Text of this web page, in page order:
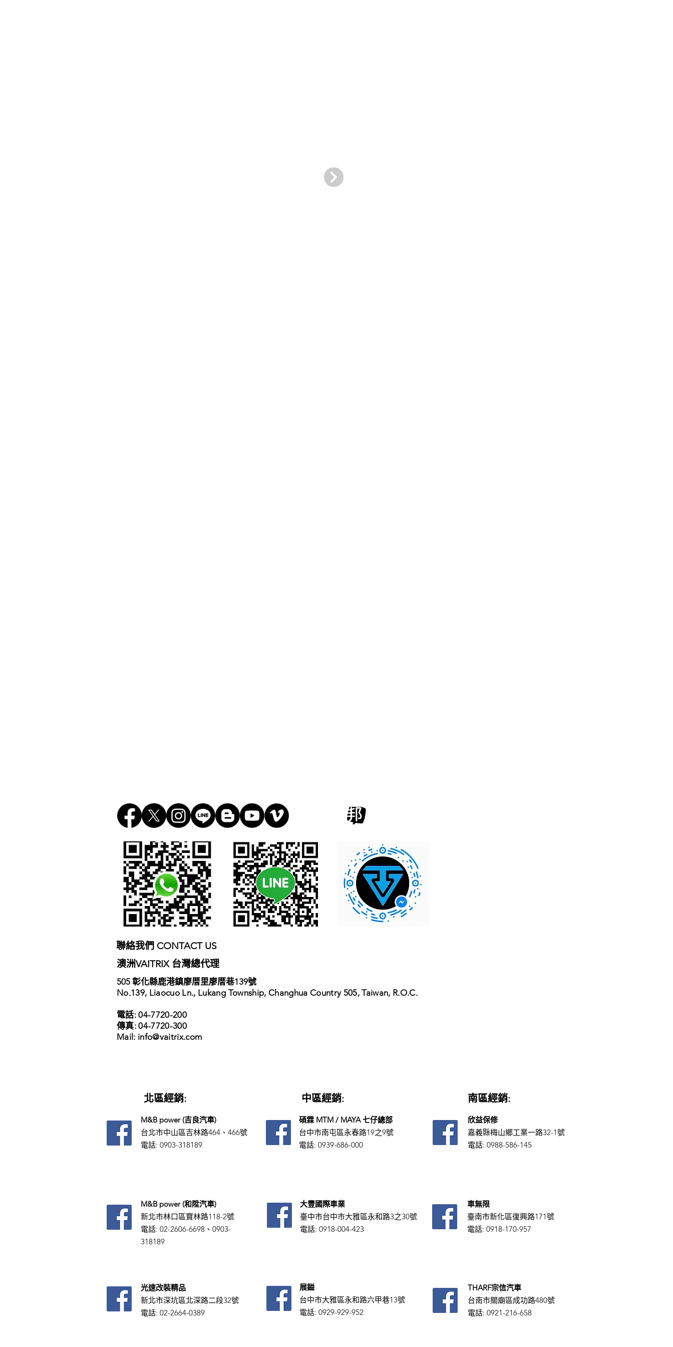
​聯絡我們 CONTACT US
​澳洲VAITRIX 台灣總代理
​505 彰化縣鹿港鎮廖厝里廖厝巷139號
No.139, Liaocuo Ln., Lukang Township, Changhua Country 505, Taiwan, R.O.C.
電話: 04-7720-200
傳真: 04-7720-300
​Mail: info@vaitrix.com
北區經銷:
M&B power (吉良汽車)
台北市中山區吉林路464、466號
電話: 0903-318189
中區經銷:
碩霖 MTM / MAYA 七仔總部
台中市南屯區永春路19之9號
電話: 0939-686-000
南區經銷:
欣益保修
嘉義縣梅山鄉工業一路32-1號
電話: 0988-586-145
M&B power (和陞汽車)
新北市林口區寶林路118-2號
電話: 02-2606-6698、0903-
318189
大豐國際車業
臺中市台中市大雅區永和路3之30號
電話: 0918-004-423
車無限
臺南市新化區復興路171號
電話: 0918-170-957
光速改裝精品
新北市深坑區北深路二段32號
電話: 02-2664-0389
展鎰
台中市大雅區永和路六甲巷13號
電話: 0929-929-952
THARF宗信汽車
台南市關廟區成功路480號
電話: 0921-216-658